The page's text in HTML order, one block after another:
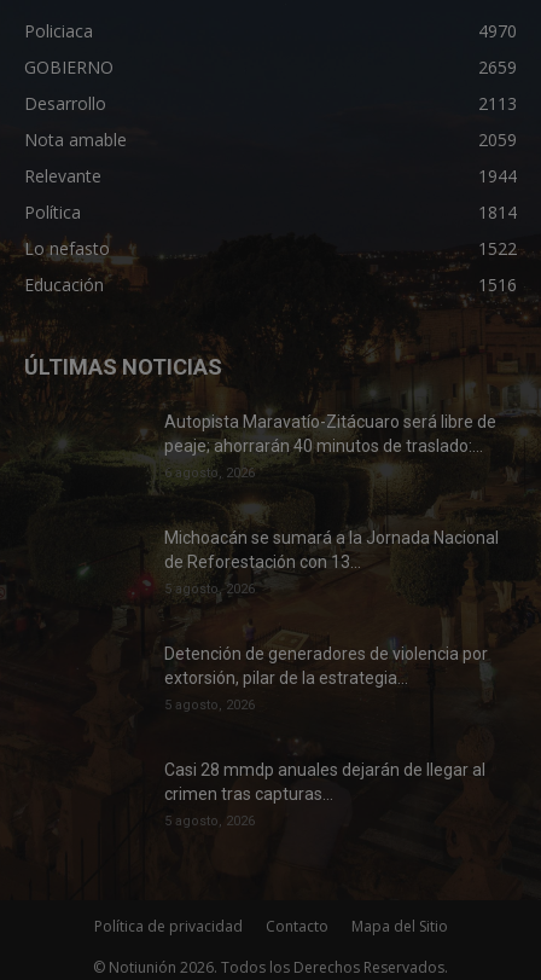
Policiaca
4970
GOBIERNO
2659
Desarrollo
2113
Nota amable
2059
Relevante
1944
Política
1814
Lo nefasto
1522
Educación
1516
ÚLTIMAS NOTICIAS
Autopista Maravatío-Zitácuaro será libre de
peaje; ahorrarán 40 minutos de traslado:...
6 agosto, 2026
Michoacán se sumará a la Jornada Nacional
de Reforestación con 13...
5 agosto, 2026
Detención de generadores de violencia por
extorsión, pilar de la estrategia...
5 agosto, 2026
Casi 28 mmdp anuales dejarán de llegar al
crimen tras capturas...
5 agosto, 2026
Política de privacidad Contacto
Mapa del Sitio
© Notiunión 2026. Todos los Derechos Reservados.